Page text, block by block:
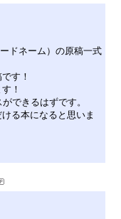
ドネーム）の原稿一式
す！
！
できるはずです。
る本になると思いま